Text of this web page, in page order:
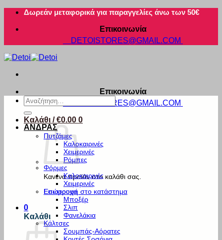
Μετάβαση
περιεχόμενο
Δωρεάν μεταφορικά για παραγγελίες άνω των 50€
Επικοινωνία
DETOISTORES@GMAIL.COM
Επικοινωνία
DETOISTORES@GMAIL.COM
Καλάθι /€0.00 0
Κανένα προϊόν στο καλάθι σας.
Επιστροφή στο κατάστημα
0
Καλάθι
Αναζήτηση
για:
ΑΝΔΡΑΣ
Πυτζάμες
Καλοκαιρινές
Χειμερινές
Ρόμπες
Φόρμες
Καλοκαιρινές
Χειμερινές
Εσώρουχα
Μποξέρ
Σλιπ
Φανελάκια
Κάλτσες
Σουμπάς-Αόρατες